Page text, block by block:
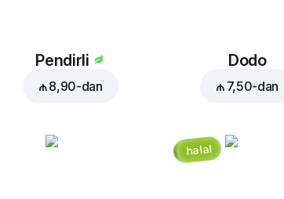
Pendirli
₼ 8,90-dan
Dodo
₼ 7,50-dan
halal